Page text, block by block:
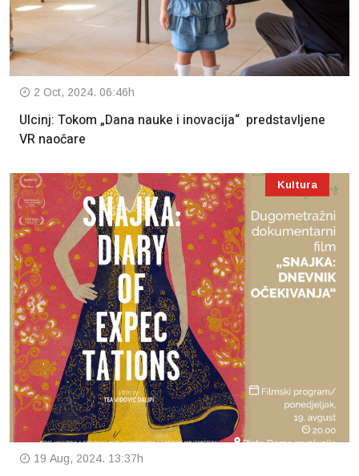
2 Oct, 2024. 06:46h
Ulcinj: Tokom „Dana nauke i inovacija“ predstavljene
VR naočare
Kultura
19 Aug, 2024. 13:37h